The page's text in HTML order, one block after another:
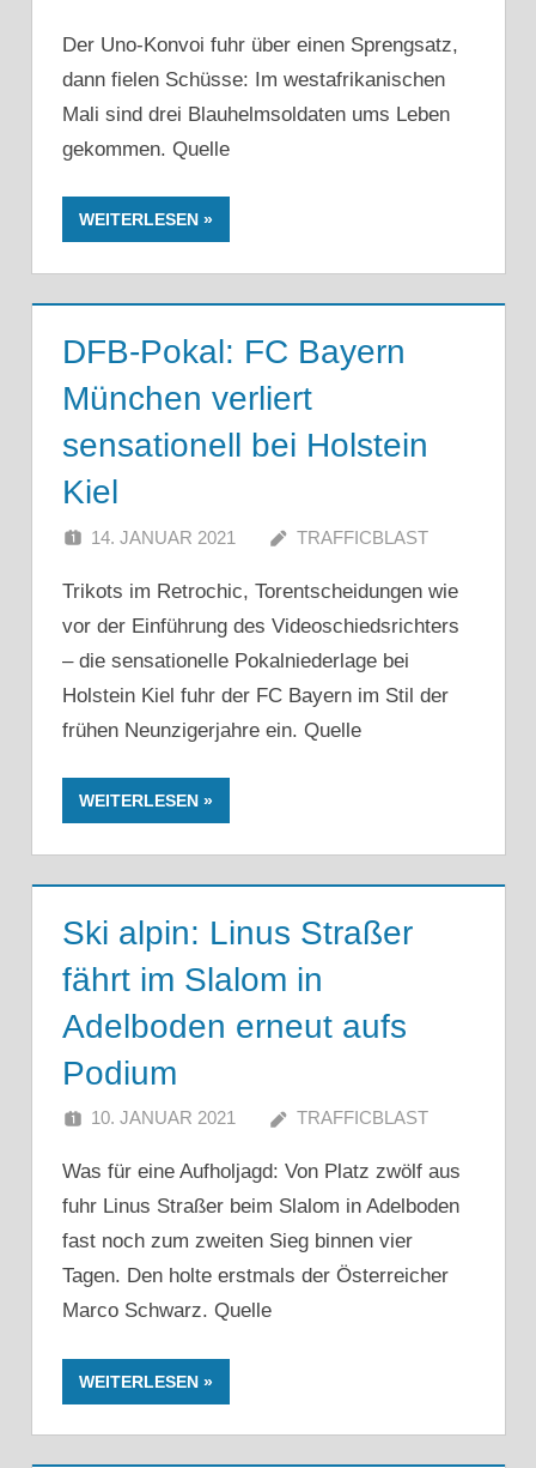
Der Uno-Konvoi fuhr über einen Sprengsatz,
dann fielen Schüsse: Im westafrikanischen
Mali sind drei Blauhelmsoldaten ums Leben
gekommen. Quelle
WEITERLESEN
DFB-Pokal: FC Bayern
München verliert
sensationell bei Holstein
Kiel
14. JANUAR 2021 TRAFFICBLAST
Trikots im Retrochic, Torentscheidungen wie
vor der Einführung des Videoschiedsrichters
– die sensationelle Pokalniederlage bei
Holstein Kiel fuhr der FC Bayern im Stil der
frühen Neunzigerjahre ein. Quelle
WEITERLESEN
Ski alpin: Linus Straßer
fährt im Slalom in
Adelboden erneut aufs
Podium
10. JANUAR 2021 TRAFFICBLAST
Was für eine Aufholjagd: Von Platz zwölf aus
fuhr Linus Straßer beim Slalom in Adelboden
fast noch zum zweiten Sieg binnen vier
Tagen. Den holte erstmals der Österreicher
Marco Schwarz. Quelle
WEITERLESEN